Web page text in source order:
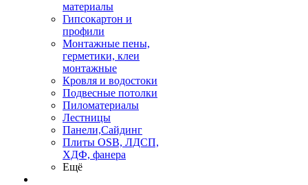
материалы
Гипсокартон и
профили
Монтажные пены,
герметики, клеи
монтажные
Кровля и водостоки
Подвесные потолки
Пиломатериалы
Лестницы
Панели,Сайдинг
Плиты OSB, ЛДСП,
ХДФ, фанера
Ещё